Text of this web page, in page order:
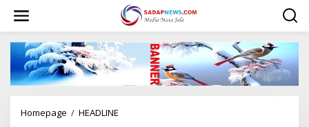
w
Homepage / HEADLINE